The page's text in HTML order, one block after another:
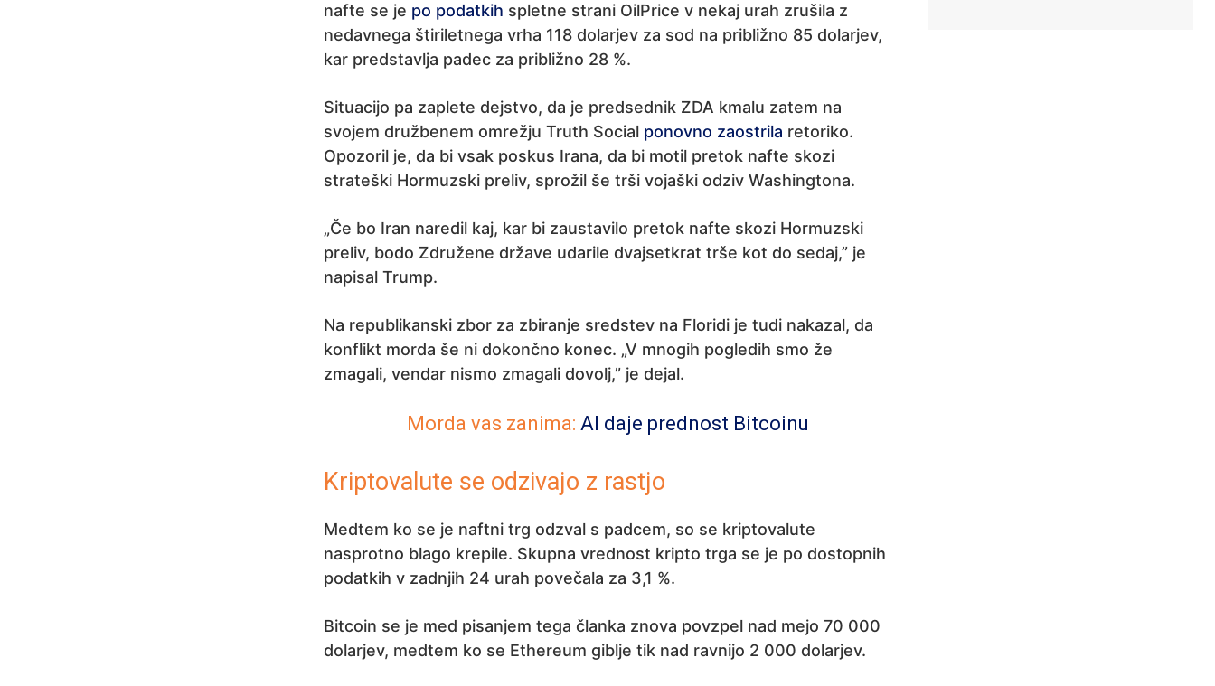
nafte se je po podatkih spletne strani OilPrice v nekaj urah zrušila z
nedavnega štiriletnega vrha 118 dolarjev za sod na približno 85 dolarjev,
kar predstavlja padec za približno 28 %.
Situacijo pa zaplete dejstvo, da je predsednik ZDA kmalu zatem na
svojem družbenem omrežju Truth Social ponovno zaostrila retoriko.
Opozoril je, da bi vsak poskus Irana, da bi motil pretok nafte skozi
strateški Hormuzski preliv, sprožil še trši vojaški odziv Washingtona.
„Če bo Iran naredil kaj, kar bi zaustavilo pretok nafte skozi Hormuzski
preliv, bodo Združene države udarile dvajsetkrat trše kot do sedaj,” je
napisal Trump.
Na republikanski zbor za zbiranje sredstev na Floridi je tudi nakazal, da
konflikt morda še ni dokončno konec. „V mnogih pogledih smo že
zmagali, vendar nismo zmagali dovolj,” je dejal.
Morda vas zanima: AI daje prednost Bitcoinu
Kriptovalute se odzivajo z rastjo
Medtem ko se je naftni trg odzval s padcem, so se kriptovalute
nasprotno blago krepile. Skupna vrednost kripto trga se je po dostopnih
podatkih v zadnjih 24 urah povečala za 3,1 %.
Bitcoin se je med pisanjem tega članka znova povzpel nad mejo 70 000
dolarjev, medtem ko se Ethereum giblje tik nad ravnijo 2 000 dolarjev.